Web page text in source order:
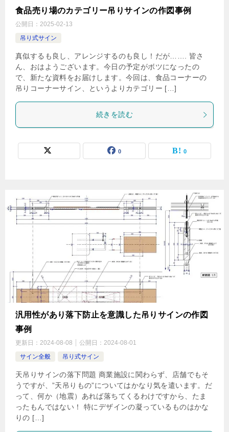
食品売り場のカテゴリー吊りサインの作図事例
公開日： 2025-02-13
吊り式サイン
真似するも良し、アレンジするのも良し！だが……. 皆さ
ん、おはようございます。今日の予定がボツになったの
で、新たな資料をお届けします。今回は、食品コーナーの
吊りコーナーサイン、というよりカテゴリー […]
続きを読む
0 0
汎用性があり落下防止を意識した吊りサインの作図
事例
更新日： 2024-08-08 公開日： 2024-08-01
サイン全般
吊り式サイン
天吊りサインの落下問題 商業施設に関わらず、店舗でもそ
うですが、”天吊りもの”についてはかなり気を遣います。だ
って、何か（地震）あれば落ちてくるわけですから、たま
ったもんではない！ 特にデザインの凝っているものはかな
りの […]